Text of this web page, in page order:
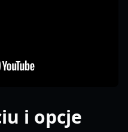
i opcje